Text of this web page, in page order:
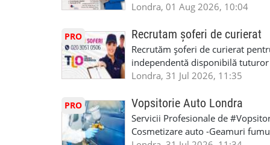
închiriate (landlords) Serviciile
HMRC: PAYE / VAT / CIS ✔
Consultanță fiscală ✔ Declarații
Corporation Tax ✔ Company
planuri ✔ Cash-flow și previziuni
serviciile noastre? ✔ Suntem
ca tax agents ✔ Suntem
Service Provider), astfel putem
Deținem asigurare profesională
Londra, 01 Aug 2026, 10:04
PRO Recrutam șoferi de curierat
Recrutăm șoferi de curierat
independentă disponibilă
experiența, deoarece se va
GBP-170,00 GBP/zi + TVA
performanță de 10 GBP + 1,8
Kilometraj folosit in interes de
perioada anului Bonus pentru
Londra, 31 Jul 2026, 11:35
PRO Vopsitorie Auto Londra
Servicii Profesionale de
Cosmetizare auto -Geamuri